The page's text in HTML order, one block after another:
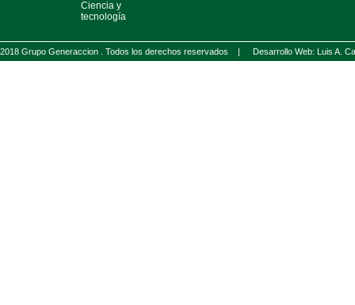
Ciencia y
tecnología
2018 Grupo Generaccion . Todos los derechos reservados | Desarrollo Web: Luis